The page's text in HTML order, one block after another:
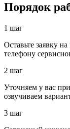
Порядок
1 шаг
Оставьте заявку
телефону
2 шаг
Уточняем у вас
озвучиваем
3 шаг